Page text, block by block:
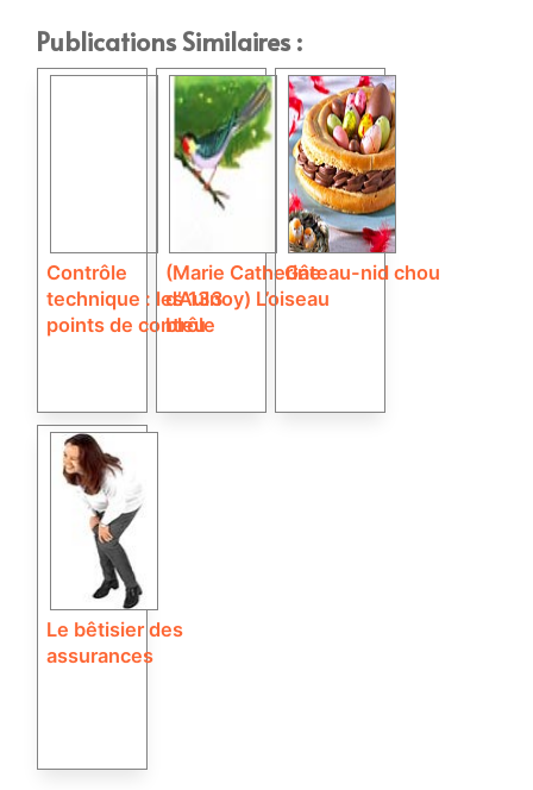
Publications Similaires :
Contrôle
technique : les 133
points de contrôle
(Marie Catherine
d’Aulnoy) L’oiseau
bleu
Gâteau-nid chou
Le bêtisier des
assurances